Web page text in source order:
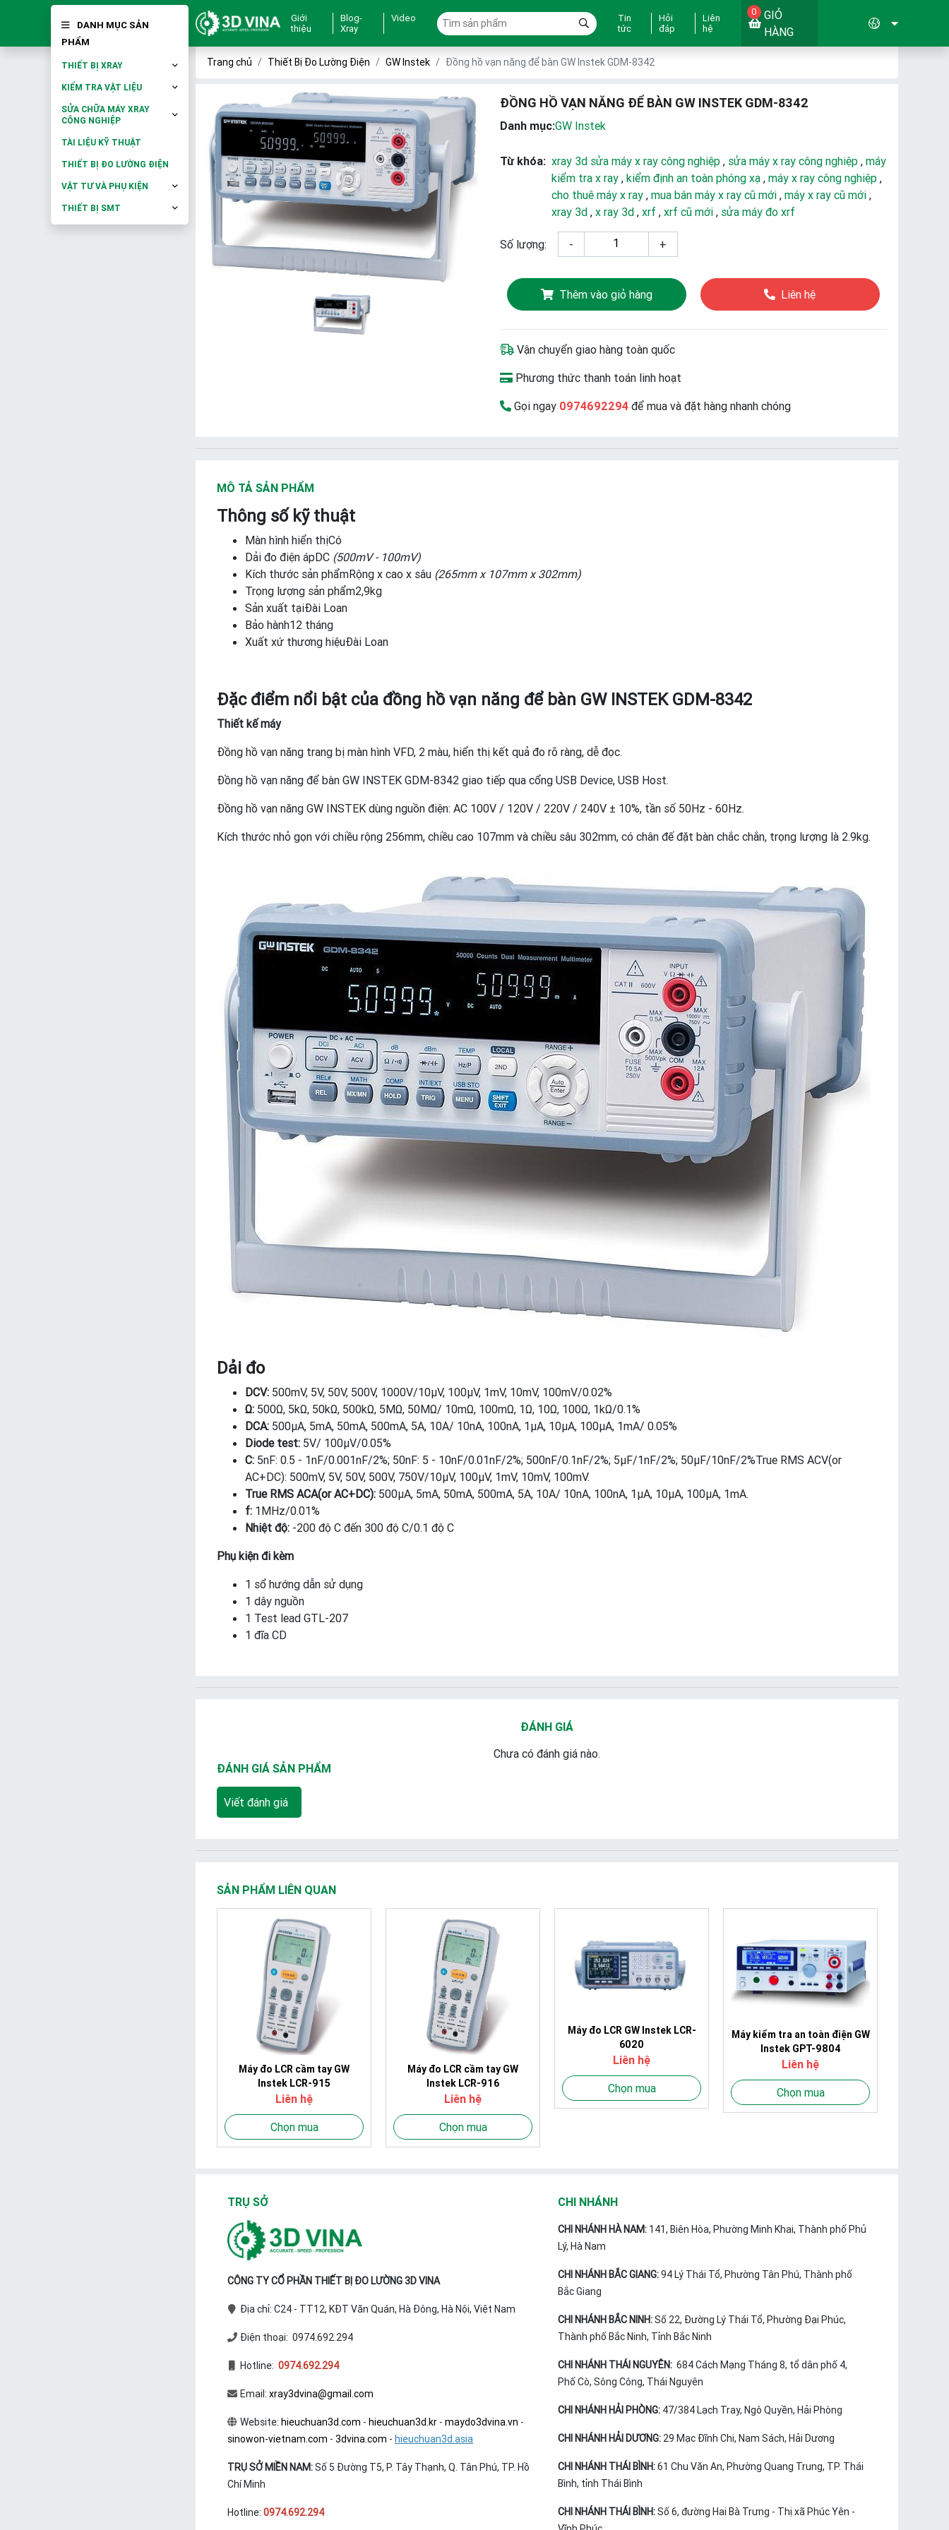
DANH MỤC SẢN
PHẨM
THIẾT BỊ XRAY
KIỂM TRA VẬT LIỆU
SỬA CHỮA MÁY XRAY
CÔNG NGHIỆP
TÀI LIỆU KỸ THUẬT
THIẾT BỊ ĐO LƯỜNG ĐIỆN
VẬT TƯ VÀ PHỤ KIỆN
THIẾT BỊ SMT
Giới
thiệu
Blog-
Xray
Video
Tin
tức
Hỏi
đáp
Liên
hệ
GIỎ
HÀNG
0
Trang chủ Thiết Bị Đo Lường Điện GW Instek Đồng hồ vạn năng để bàn GW Instek GDM-8342
ĐỒNG HỒ VẠN NĂNG ĐỂ BÀN GW INSTEK GDM-8342
Danh mục:GW Instek
Từ khóa: xray 3d sửa máy x ray công nghiệp, sửa máy x ray công nghiệp, máy
kiểm tra x ray, kiểm định an toàn phóng xạ, máy x ray công nghiệp,
cho thuê máy x ray, mua bán máy x ray cũ mới, máy x ray cũ mới,
xray 3d, x ray 3d, xrf , xrf cũ mới, sửa máy đo xrf
Số lượng: - +
Thêm vào giỏ hàng Liên hệ
Vận chuyển giao hàng toàn quốc
Phương thức thanh toán linh hoạt
Gọi ngay 0974692294để mua và đặt hàng nhanh chóng
MÔ TẢ SẢN PHẨM
Thông số kỹ thuật
Màn hình hiển thịCó
Dải đo điện ápDC (500mV - 100mV)
Kích thước sản phẩmRộng x cao x sâu (265mm x 107mm x 302mm)
Trọng lượng sản phẩm2,9kg
Sản xuất tạiĐài Loan
Bảo hành12 tháng
Xuất xứ thương hiệuĐài Loan
Đặc điểm nổi bật của đồng hồ vạn năng để bàn GW INSTEK GDM-8342
Thiết kế máy
Đồng hồ vạn năng trang bị màn hình VFD, 2 màu, hiển thị kết quả đo rõ ràng, dễ đọc.
Đồng hồ vạn năng để bàn GW INSTEK GDM-8342 giao tiếp qua cổng USB Device, USB Host.
Đồng hồ vạn năng GW INSTEK dùng nguồn điện: AC 100V / 120V / 220V / 240V ± 10%, tần số 50Hz - 60Hz.
Kích thước nhỏ gọn với chiều rộng 256mm, chiều cao 107mm và chiều sâu 302mm, có chân đế đặt bàn chắc chắn, trọng lượng là 2.9kg.
Dải đo
DCV: 500mV, 5V, 50V, 500V, 1000V/10μV, 100μV, 1mV, 10mV, 100mV/0.02%
Ω: 500Ω, 5kΩ, 50kΩ, 500kΩ, 5MΩ, 50MΩ/ 10mΩ, 100mΩ, 1Ω, 10Ω, 100Ω, 1kΩ/0.1%
DCA: 500μA, 5mA, 50mA, 500mA, 5A, 10A/ 10nA, 100nA, 1μA, 10μA, 100μA, 1mA/ 0.05%
Diode test: 5V/ 100μV/0.05%
C: 5nF: 0.5 - 1nF/0.001nF/2%; 50nF: 5 - 10nF/0.01nF/2%; 500nF/0.1nF/2%; 5μF/1nF/2%; 50μF/10nF/2%True RMS ACV(or
AC+DC): 500mV, 5V, 50V, 500V, 750V/10μV, 100μV, 1mV, 10mV, 100mV.
True RMS ACA(or AC+DC): 500μA, 5mA, 50mA, 500mA, 5A, 10A/ 10nA, 100nA, 1μA, 10μA, 100μA, 1mA.
f: 1MHz/0.01%
Nhiệt độ: -200 độ C đến 300 độ C/0.1 độ C
Phụ kiện đi kèm
1 sổ hướng dẫn sử dụng
1 dây nguồn
1 Test lead GTL-207
1 đĩa CD
ĐÁNH GIÁ
Chưa có đánh giá nào.
ĐÁNH GIÁ SẢN PHẨM
Viết đánh giá
SẢN PHẨM LIÊN QUAN
Máy đo LCR cầm tay GW
Instek LCR-915
Liên hệ
Chọn mua
Máy đo LCR cầm tay GW
Instek LCR-916
Liên hệ
Chọn mua
Máy đo LCR GW Instek LCR-
6020
Liên hệ
Chọn mua
Máy kiểm tra an toàn điện GW
Instek GPT-9804
Liên hệ
Chọn mua
TRỤ SỞ
CÔNG TY CỔ PHẦN THIẾT BỊ ĐO LƯỜNG 3D VINA
Địa chỉ: C24 - TT12, KĐT Văn Quán, Hà Đông, Hà Nội, Việt Nam
Điện thoại: 0974.692.294
Hotline: 0974.692.294
Email: xray3dvina@gmail.com
Website: hieuchuan3d.com - hieuchuan3d.kr- maydo3dvina.vn -
sinowon-vietnam.com - 3dvina.com - hieuchuan3d.asia
TRỤ SỞ MIỀN NAM:Số 5 Đường T5, P. Tây Thạnh, Q. Tân Phú, TP. Hồ
Chí Minh
Hotline: 0974.692.294
CHI NHÁNH
CHI NHÁNH HÀ NAM:141, Biên Hòa, Phường Minh Khai, Thành phố Phủ
Lý, Hà Nam
CHI NHÁNH BẮC GIANG:94 Lý Thái Tổ, Phường Tân Phú, Thành phố
Bắc Giang
CHI NHÁNH BẮC NINH:Số 22, Đường Lý Thái Tổ, Phường Đại Phúc,
Thành phố Bắc Ninh, Tỉnh Bắc Ninh
CHI NHÁNH THÁI NGUYÊN: 684 Cách Mạng Tháng 8, tổ dân phố 4,
Phố Cò, Sông Công, Thái Nguyên
CHI NHÁNH HẢI PHÒNG: 47/384 Lạch Tray, Ngô Quyền, Hải Phòng
CHI NHÁNH HẢI DƯƠNG: 29 Mạc Đĩnh Chi, Nam Sách, Hải Dương
CHI NHÁNH THÁI BÌNH:61 Chu Văn An, Phường Quang Trung, TP. Thái
Bình, tỉnh Thái Bình
CHI NHÁNH THÁI BÌNH:Số 6, đường Hai Bà Trưng - Thị xã Phúc Yên -